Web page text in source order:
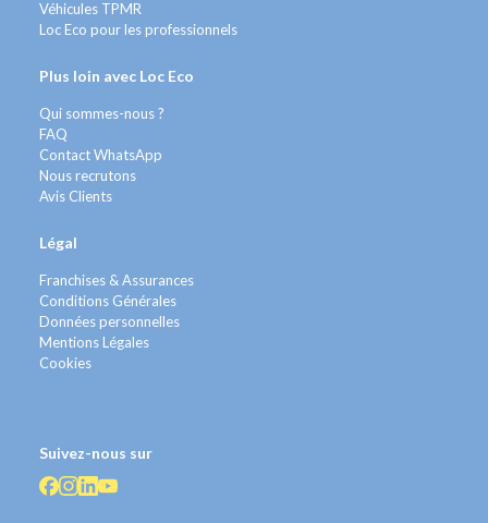
Véhicules TPMR
Loc Eco pour les professionnels
Plus loin avec Loc Eco
Qui sommes-nous ?
FAQ
Contact WhatsApp
Nous recrutons
Avis Clients
Légal
Franchises & Assurances
Conditions Générales
Données personnelles
Mentions Légales
Cookies
Suivez-nous sur